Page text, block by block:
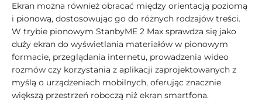
Ekran można również obracać między orientacją poziomą
i pionową, dostosowując go do różnych rodzajów treści.
W trybie pionowym StanbyME 2 Max sprawdza się jako
duży ekran do wyświetlania materiałów w pionowym
formacie, przeglądania internetu, prowadzenia wideo
rozmów czy korzystania z aplikacji zaprojektowanych z
myślą o urządzeniach mobilnych, oferując znacznie
większą przestrzeń roboczą niż ekran smartfona.